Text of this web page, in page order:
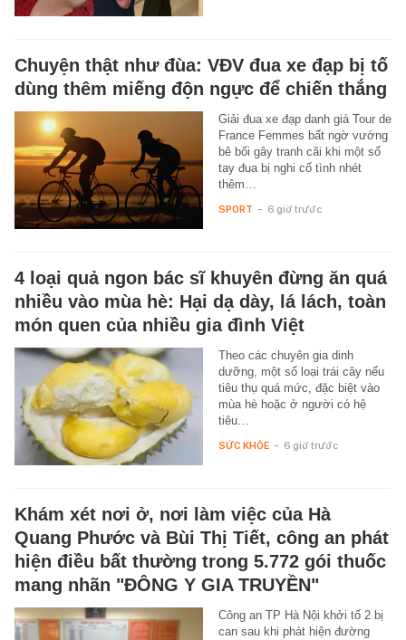
Chuyện thật như đùa: VĐV đua xe đạp bị tố
dùng thêm miếng độn ngực để chiến thắng
Giải đua xe đạp danh giá Tour de
France Femmes bất ngờ vướng
bê bối gây tranh cãi khi một số
tay đua bị nghi cố tình nhét
thêm…
SPORT - 6 giờ trước
4 loại quả ngon bác sĩ khuyên đừng ăn quá
nhiều vào mùa hè: Hại dạ dày, lá lách, toàn
món quen của nhiều gia đình Việt
Theo các chuyên gia dinh
dưỡng, một số loại trái cây nếu
tiêu thụ quá mức, đặc biệt vào
mùa hè hoặc ở người có hệ
tiêu…
SỨC KHỎE - 6 giờ trước
Khám xét nơi ở, nơi làm việc của Hà
Quang Phước và Bùi Thị Tiết, công an phát
hiện điều bất thường trong 5.772 gói thuốc
mang nhãn "ĐÔNG Y GIA TRUYỀN"
Công an TP Hà Nội khởi tố 2 bị
can sau khi phát hiện đường